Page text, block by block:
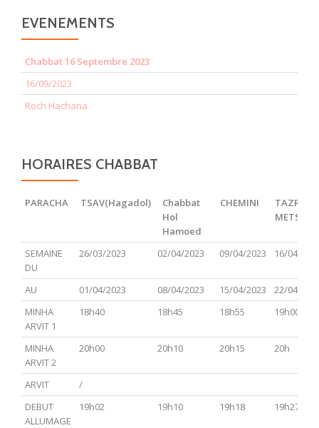
EVENEMENTS
Chabbat 16 Septembre 2023
16/09/2023
Roch Hachana
HORAIRES CHABBAT
PARACHA TSAV(Hagadol)
Chabbat
Hol
Hamoed
CHEMINI
TAZRIA
PARACHA TSAV(Hagadol)
Chabbat
Hamoed
CHEMINI
TAZRIA
SEMAINE
DU
26/03/2023 02/04/2023 09/04/2023 16/04/
AU 01/04/2023 08/04/2023 15/04/2023
22/04/
MINHA
ARVIT 1
18h40 18h45 18h55 19h00
MINHA
ARVIT 2
20h00 20h10 20h15 20h
ARVIT
/
DEBUT
ALLUMAGE
19h02 19h10 19h18 19h27